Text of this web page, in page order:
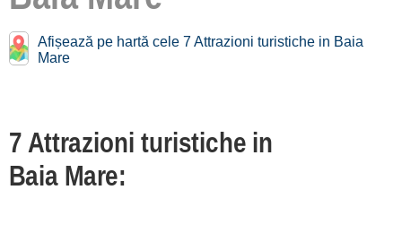
Afișează pe hartă cele 7 Attrazioni turistiche in Baia
Mare
7 Attrazioni turistiche in
Baia Mare:
Baia Mare:
Attrazioni turistiche